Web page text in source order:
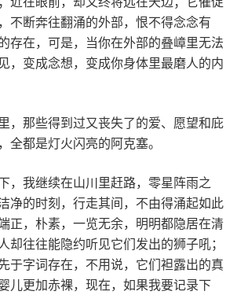
不断奔往翻涌的外部，恨不得念念有
存在，可是，当你在外部的叠嶂里无法
，变成念想，变成你身体里最磨人的内
，那些得到过又丧失了的爱、愿望和庇
全都是灯火闪亮的阿克塞。
，我继续在山川里赶路，零星阵雨之
净的时刻，行走其间，不由得涌起如此
正，朴素，一览无余，明明都隐居在清
却往往能隐约听见它们发出的狮子吼；
于字词存在，不用说，它们袒露出的真
儿更加赤裸，现在，如果我要记录下